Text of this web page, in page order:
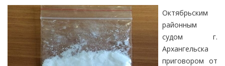
Октябрьским
районным
судом г.
Архангельска
приговором от